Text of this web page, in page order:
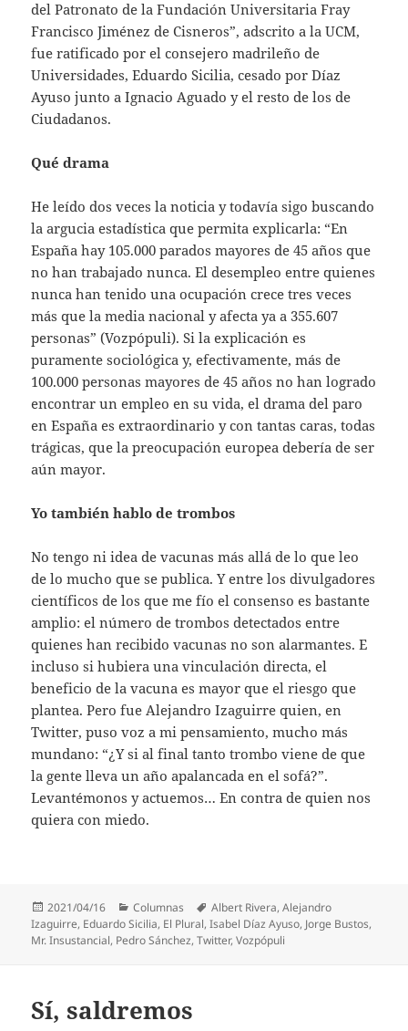
del Patronato de la Fundación Universitaria Fray
Francisco Jiménez de Cisneros”, adscrito a la UCM,
fue ratificado por el consejero madrileño de
Universidades, Eduardo Sicilia, cesado por Díaz
Ayuso junto a Ignacio Aguado y el resto de los de
Ciudadanos.
Qué drama
He leído dos veces la noticia y todavía sigo buscando
la argucia estadística que permita explicarla: “En
España hay 105.000 parados mayores de 45 años que
no han trabajado nunca. El desempleo entre quienes
nunca han tenido una ocupación crece tres veces
más que la media nacional y afecta ya a 355.607
personas” (Vozpópuli). Si la explicación es
puramente sociológica y, efectivamente, más de
100.000 personas mayores de 45 años no han logrado
encontrar un empleo en su vida, el drama del paro
en España es extraordinario y con tantas caras, todas
trágicas, que la preocupación europea debería de ser
aún mayor.
Yo también hablo de trombos
No tengo ni idea de vacunas más allá de lo que leo
de lo mucho que se publica. Y entre los divulgadores
científicos de los que me fío el consenso es bastante
amplio: el número de trombos detectados entre
quienes han recibido vacunas no son alarmantes. E
incluso si hubiera una vinculación directa, el
beneficio de la vacuna es mayor que el riesgo que
plantea. Pero fue Alejandro Izaguirre quien, en
Twitter, puso voz a mi pensamiento, mucho más
mundano: “¿Y si al final tanto trombo viene de que
la gente lleva un año apalancada en el sofá?”.
Levantémonos y actuemos… En contra de quien nos
quiera con miedo.
Publicado
el
2021/04/16 Categorías
Columnas Etiquetas
Albert Rivera,Alejandro
Izaguirre, Eduardo Sicilia, El Plural,Isabel Díaz Ayuso, Jorge Bustos,
Mr. Insustancial, Pedro Sánchez,Twitter,Vozpópuli
Sí, saldremos